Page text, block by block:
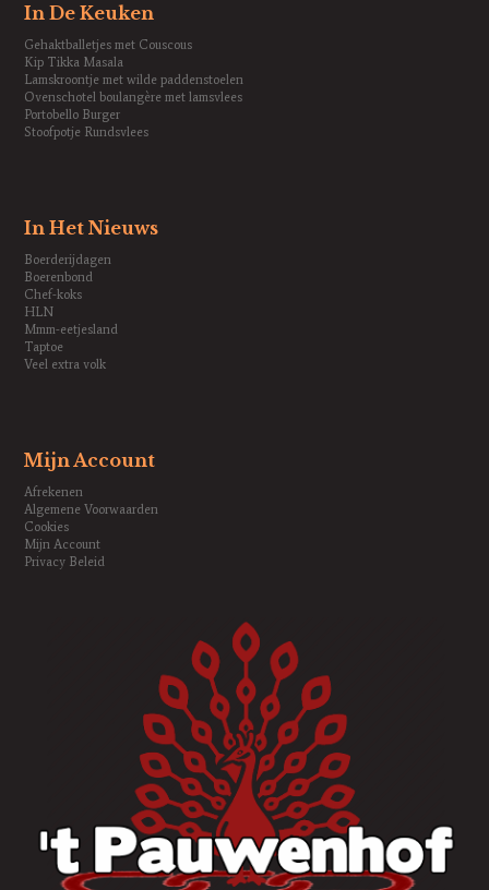
In De Keuken
Gehaktballetjes met Couscous
Kip Tikka Masala
Lamskroontje met wilde paddenstoelen
Ovenschotel boulangère met lamsvlees
Portobello Burger
Stoofpotje Rundsvlees
In Het Nieuws
Boerderijdagen
Boerenbond
Chef-koks
HLN
Mmm-eetjesland
Taptoe
Veel extra volk
Mijn Account
Afrekenen
Algemene Voorwaarden
Cookies
Mijn Account
Privacy Beleid